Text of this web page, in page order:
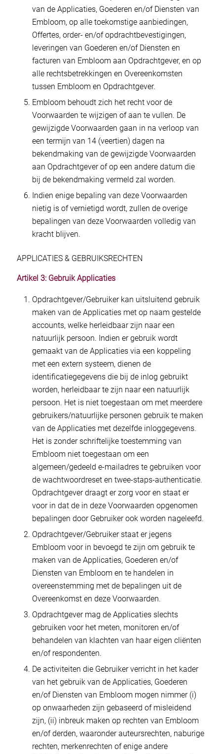
van de Applicaties, Goederen en/of Diensten van
Embloom, op alle toekomstige aanbiedingen,
Offertes, order- en/of opdrachtbevestigingen,
leveringen van Goederen en/of Diensten en
facturen van Embloom aan Opdrachtgever, en op
alle rechtsbetrekkingen en Overeenkomsten
tussen Embloom en Opdrachtgever.
Embloom behoudt zich het recht voor de
Voorwaarden te wijzigen of aan te vullen. De
gewijzigde Voorwaarden gaan in na verloop van
een termijn van 14 (veertien) dagen na
bekendmaking van de gewijzigde Voorwaarden
aan Opdrachtgever of op een andere datum die
bij de bekendmaking vermeld zal worden.
Indien enige bepaling van deze Voorwaarden
nietig is of vernietigd wordt, zullen de overige
bepalingen van deze Voorwaarden volledig van
kracht blijven.
APPLICATIES & GEBRUIKSRECHTEN
Artikel 3: Gebruik Applicaties
Opdrachtgever/Gebruiker kan uitsluitend gebruik
maken van de Applicaties met op naam gestelde
accounts, welke herleidbaar zijn naar een
natuurlijk persoon. Indien er gebruik wordt
gemaakt van de Applicaties via een koppeling
met een extern systeem, dienen de
identificatiegegevens die bij de inlog gebruikt
worden, herleidbaar te zijn naar een natuurlijk
persoon. Het is niet toegestaan om met meerdere
gebruikers/natuurlijke personen gebruik te maken
van de Applicaties met dezelfde inloggegevens.
Het is zonder schriftelijke toestemming van
Embloom niet toegestaan om een
algemeen/gedeeld e-mailadres te gebruiken voor
de wachtwoordreset en twee-staps-authenticatie.
Opdrachtgever draagt er zorg voor en staat er
voor in dat de in deze Voorwaarden opgenomen
bepalingen door Gebruiker ook worden nageleefd.
Opdrachtgever/Gebruiker staat er jegens
Embloom voor in bevoegd te zijn om gebruik te
maken van de Applicaties, Goederen en/of
Diensten van Embloom en te handelen in
overeenstemming met de bepalingen uit de
Overeenkomst en deze Voorwaarden.
Opdrachtgever mag de Applicaties slechts
gebruiken voor het meten, monitoren en/of
behandelen van klachten van haar eigen cliënten
en/of respondenten.
De activiteiten die Gebruiker verricht in het kader
van het gebruik van de Applicaties, Goederen
en/of Diensten van Embloom mogen nimmer (i)
op onwaarheden zijn gebaseerd of misleidend
zijn, (ii) inbreuk maken op rechten van Embloom
en/of derden, waaronder auteursrechten, naburige
rechten, merkenrechten of enige andere